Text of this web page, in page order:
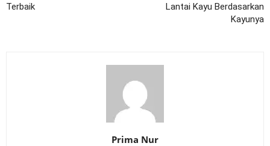
Terbaik
Lantai Kayu Berdasarkan
Kayunya
Prima Nur